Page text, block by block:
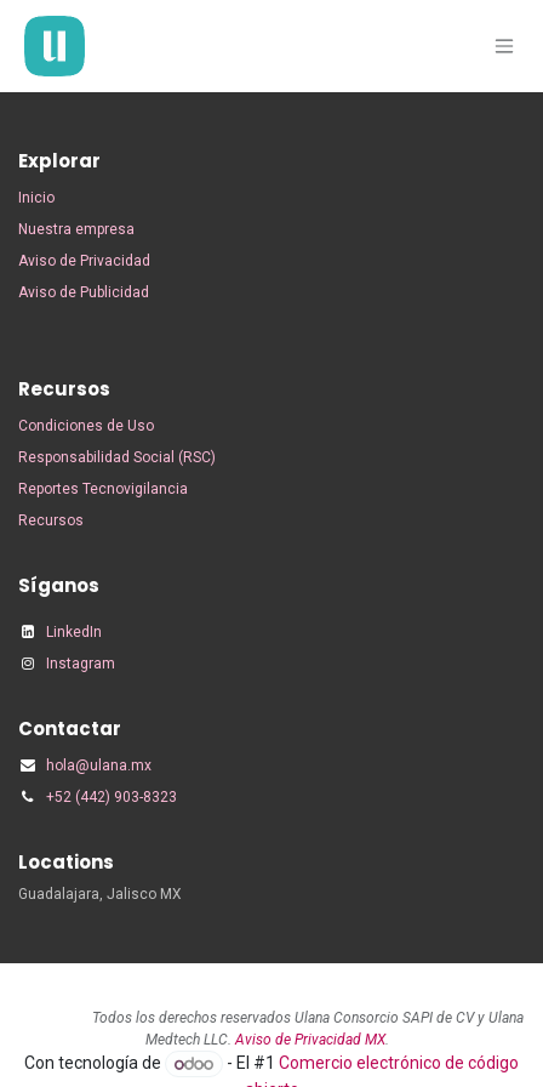
Explorar
Inicio
Nuestra empresa
Aviso de Privacidad
Aviso de Publicidad
Recursos
Condiciones de Uso
Responsabilidad Social (RSC)
Reportes Tecnovigilancia
Recursos
Síganos
LinkedIn
Instagram
Contactar
hola@ulana.mx
+52 (442) 903-8323
Locations
Guadalajara, Jalisco MX
Todos los derechos reservados Ulana Consorcio SAPI de CV y Ulana
Medtech LLC.Aviso de Privacidad MX.
Con tecnología de - El #1Comercio electrónico de código